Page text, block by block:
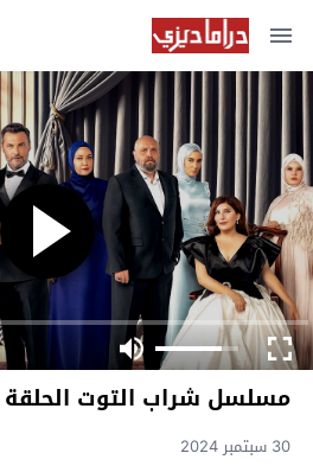
مسلسل شراب التوت الحلقة 17
30 سبتمبر 2024